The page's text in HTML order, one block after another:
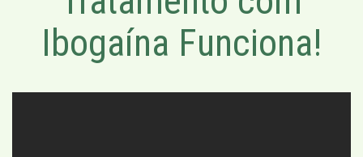
Ibogaína Funciona!